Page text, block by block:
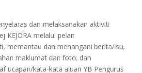
dan melaksanakan aktiviti
KEJORA melalui pelan
memantau dan menangani berita/isu,
maklumat dan foto; dan
ucapan/kata-kata aluan YB Pengurus